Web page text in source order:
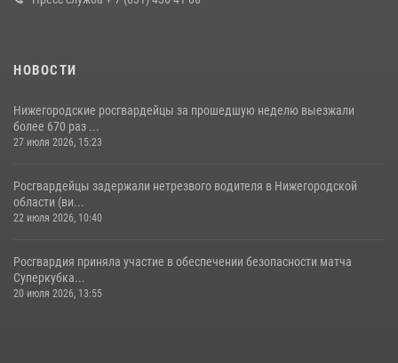
НОВОСТИ
Нижегородские росгвардейцы за прошедшую неделю выезжали
более 670 раз ...
27 июля 2026, 15:23
Росгвардейцы задержали нетрезвого водителя в Нижегородской
области (ви...
22 июля 2026, 10:40
Росгвардия приняла участие в обеспечении безопасности матча
Суперкубка...
20 июля 2026, 13:55